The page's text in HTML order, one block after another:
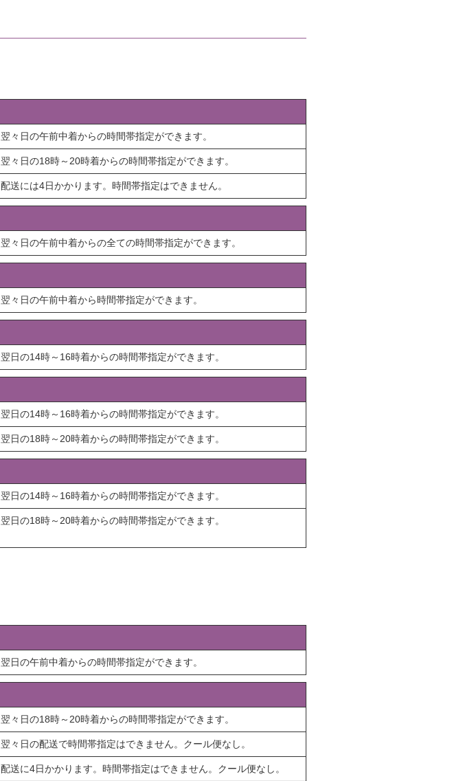
翌々日の午前中着からの時間帯指定ができます。
翌々日の18時～20時着からの時間帯指定ができます。
配送には4日かかります。時間帯指定はできません。
翌々日の午前中着からの全ての時間帯指定ができます。
翌々日の午前中着から時間帯指定ができます。
翌日の14時～16時着からの時間帯指定ができます。
翌日の14時～16時着からの時間帯指定ができます。
翌日の18時～20時着からの時間帯指定ができます。
翌日の14時～16時着からの時間帯指定ができます。
翌日の18時～20時着からの時間帯指定ができます。
翌日の午前中着からの時間帯指定ができます。
翌々日の18時～20時着からの時間帯指定ができます。
翌々日の配送で時間帯指定はできません。クール便なし。
配送に4日かかります。時間帯指定はできません。クール便なし。